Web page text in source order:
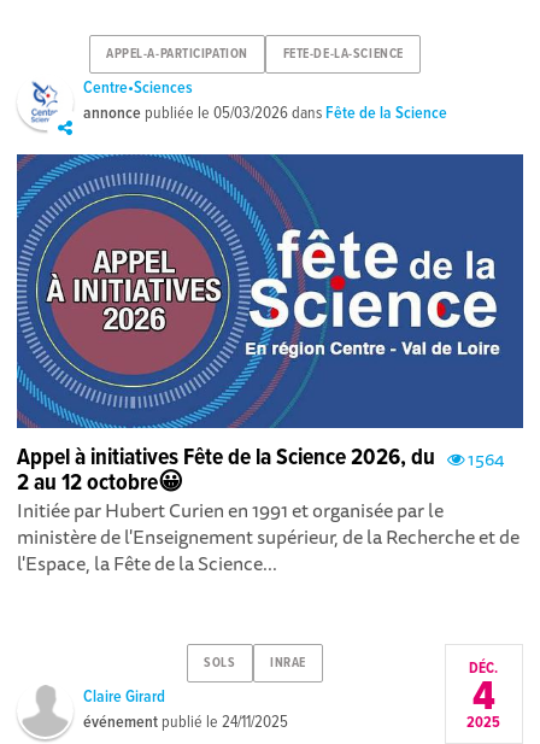
APPEL-A-PARTICIPATION FETE-DE-LA-SCIENCE
Centre•Sciences
annonce publiée le05/03/2026dansFête de la Science
1564
Appel à initiatives Fête de la Science 2026, du
2 au 12 octobre😀
Initiée par Hubert Curien en 1991 et organisée par le
ministère de l'Enseignement supérieur, de la Recherche et de
l'Espace, la Fête de la Science...
SOLS INRAE
Claire Girard
événement publié le24/11/2025
DÉC.
4
2025